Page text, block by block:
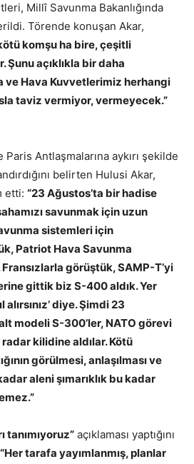
Millî Savunma Bakanlığında
Törende konuşan Akar,
komşu ha bire, çeşitli
açıklıkla bir daha
ve Hava Kuvvetlerimiz herhangi
taviz vermiyor, vermeyecek.”
Paris Antlaşmalarına aykırı şekilde
belirten Hulusi Akar,
etti: “23 Ağustos’ta bir hadise
savunmak için uzun
sistemleri için
Patriot Hava Savunma
görüştük, SAMP-T’yi
gittik biz S-400 aldık. Yer
alırsınız’ diye. Şimdi 23
modeli S-300’ler, NATO görevi
radar kilidine aldılar. Kötü
görülmesi, anlaşılması ve
aleni şımarıklık bu kadar
tanımıyoruz” açıklaması yaptığını
“Her tarafa yayımlanmış, planlar